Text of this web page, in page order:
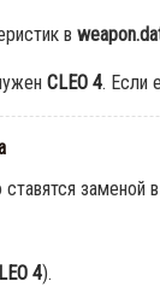
в
CLEO 4. Если
заменой
4).